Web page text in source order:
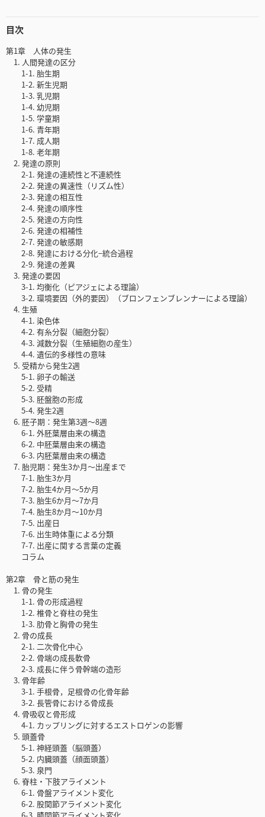
目次
第1章 人体の発生
1. 人間発達の区分
1-1. 胎生期
1-2. 新生児期
1-3. 乳児期
1-4. 幼児期
1-5. 学童期
1-6. 青年期
1-7. 成人期
1-8. 老年期
2. 発達の原則
2-1. 発達の連続性と不連続性
2-2. 発達の異速性（リズム性）
2-3. 発達の相互性
2-4. 発達の順序性
2-5. 発達の方向性
2-6. 発達の相補性
2-7. 発達の敏感期
2-8. 発達における分化−統合過程
2-9. 発達の差異
3. 発達の要因
3-1. 均衡化（ピアジェによる理論）
3-2. 環境要因（外的要因）（ブロンフェンブレンナーによる理論）
4. 生殖
4-1. 染色体
4-2. 有糸分裂（細胞分裂）
4-3. 減数分裂（生殖細胞の産生）
4-4. 遺伝的多様性の意味
5. 受精から発生2週
5-1. 卵子の輸送
5-2. 受精
5-3. 胚盤胞の形成
5-4. 発生2週
6. 胚子期：発生第3週〜8週
6-1. 外胚葉層由来の構造
6-2. 中胚葉層由来の構造
6-3. 内胚葉層由来の構造
7. 胎児期：発生3か月〜出産まで
7-1. 胎生3か月
7-2. 胎生4か月〜5か月
7-3. 胎生6か月〜7か月
7-4. 胎生8か月〜10か月
7-5. 出産日
7-6. 出生時体重による分類
7-7. 出産に関する言葉の定義
コラム
第2章 骨と筋の発生
1. 骨の発生
1-1. 骨の形成過程
1-2. 椎骨と脊柱の発生
1-3. 肋骨と胸骨の発生
2. 骨の成長
2-1. 二次骨化中心
2-2. 骨端の成長軟骨
2-3. 成長に伴う骨幹端の造形
3. 骨年齢
3-1. 手根骨，足根骨の化骨年齢
3-2. 長管骨における骨成長
4. 骨吸収と骨形成
4-1. カップリングに対するエストロゲンの影響
5. 頭蓋骨
5-1. 神経頭蓋（脳頭蓋）
5-2. 内臓頭蓋（顔面頭蓋）
5-3. 泉門
6. 脊柱・下肢アライメント
6-1. 骨盤アライメント変化
6-2. 股関節アライメント変化